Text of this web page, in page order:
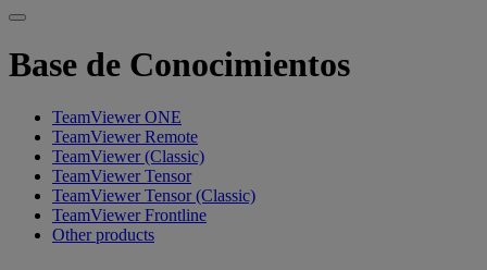
Base de Conocimientos
TeamViewer ONE
TeamViewer Remote
TeamViewer (Classic)
TeamViewer Tensor
TeamViewer Tensor (Classic)
TeamViewer Frontline
Other products